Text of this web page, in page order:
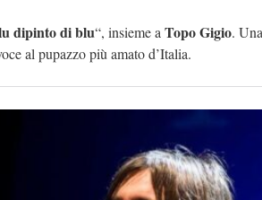
dipinto di blu“, insieme a Topo Gigio.
al pupazzo più amato d’Italia.